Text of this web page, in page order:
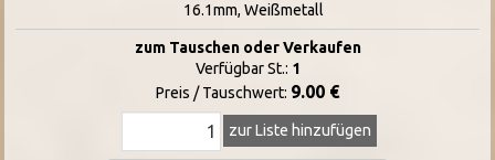
16.1mm, Weißmetall
zum Tauschen oder Verkaufen
Verfügbar St.: 1
Preis / Tauschwert: 9.00 €
zur Liste hinzufügen